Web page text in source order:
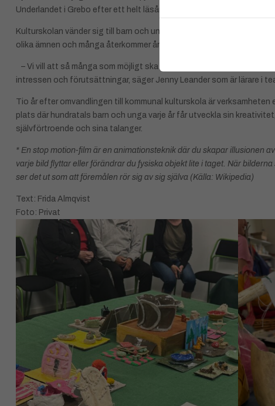
Underlandet i Grebo efter ett helt läsårs arbete.
Kulturskolan vänder sig till barn och unga från förskoleklass och
olika ämnen och många återkommer år efter år. Just nu pågår
– Vi vill att så många som möjligt ska få möjlighet att upptäcka
intressen och förutsättningar, säger Jenny Leander som är lärare i
Tio år efter omvandlingen till kommunal kulturskola är verksamheten
plats där hundratals barn och unga varje år får utveckla sin
självförtroende och sina talanger.
* En stop motion-film är en animationsteknik där du skapar illusionen
varje bild flyttar eller förändrar du fysiska objekt lite i taget. När
ser det ut som att föremålen rör sig av sig själva (Källa: Wikipedia)
Text: Frida Almqvist
Foto: Privat